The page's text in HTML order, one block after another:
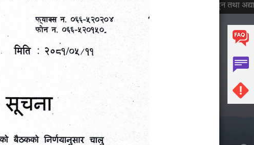
मेलमिलापकर्ताको सूचीमा सूचीकृत हुन तथा अद्यावधिक